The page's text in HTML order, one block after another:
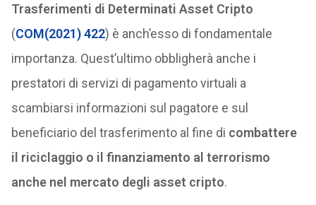
Trasferimenti di Determinati Asset Cripto
(COM(2021) 422) è anch’esso di fondamentale
importanza. Quest’ultimo obbligherà anche i
prestatori di servizi di pagamento virtuali a
scambiarsi informazioni sul pagatore e sul
beneficiario del trasferimento al fine di combattere
il riciclaggio o il finanziamento al terrorismo
anche nel mercato degli asset cripto.